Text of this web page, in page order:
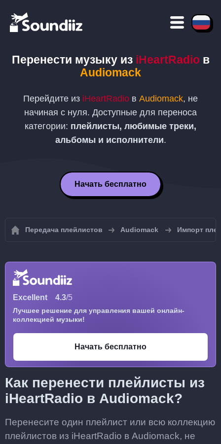
Перенести музыку из iHeartRadio в
Audiomack
Перейдите из iHeartRadio в Audiomack, не
начиная с нуля. Доступные для переноса
категории: плейлисты, любимые треки,
альбомы и исполнители.
Начать бесплатно
Передача плейлистов Audiomack Импорт
Excellent 4.3/5
Лучшее решение для управления вашей онлайн-
коллекцией музыки!
Начать бесплатно
Как перенести плейлисты из
iHeartRadio в Audiomack?
Перенесите один плейлист или всю коллекцию
плейлистов из iHeartRadio в Audiomack, не